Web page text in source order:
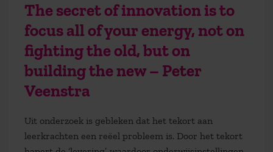
The secret of innovation is to
focus all of your energy, not on
fighting the old, but on
building the new – Peter
Veenstra
Uit onderzoek is gebleken dat het tekort aan
leerkrachten een reëel probleem is. Door het tekort